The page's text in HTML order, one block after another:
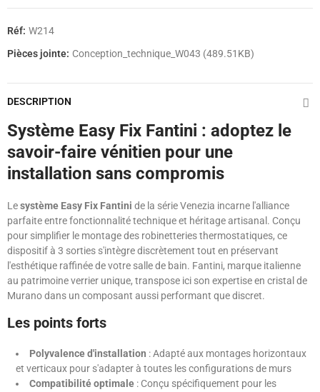
Réf: W214
Pièces jointe: Conception_technique_W043 (489.51KB)
DESCRIPTION
Système Easy Fix Fantini : adoptez le
savoir-faire vénitien pour une
installation sans compromis
Lesystème Easy Fix Fantini de la série Venezia incarne l'alliance
parfaite entre fonctionnalité technique et héritage artisanal. Conçu
pour simplifier le montage des robinetteries thermostatiques, ce
dispositif à 3 sorties s'intègre discrètement tout en préservant
l'esthétique raffinée de votre salle de bain. Fantini, marque italienne
au patrimoine verrier unique, transpose ici son expertise en cristal de
Murano dans un composant aussi performant que discret.
Les points forts
Polyvalence d'installation : Adapté aux montages horizontaux
et verticaux pour s'adapter à toutes les configurations de murs
Compatibilité optimale : Conçu spécifiquement pour les